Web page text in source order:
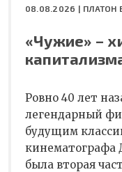
08.08.2026 | ПЛАТОН
«Чужие» –
Ровно 40 лет
легендарный
будущим
кинематографа
была вторая